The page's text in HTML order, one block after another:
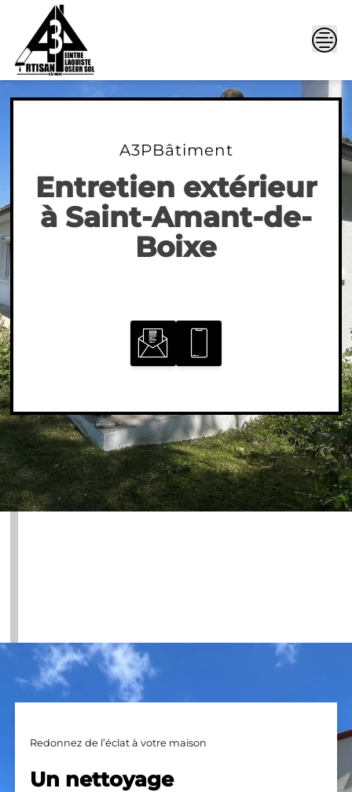
A3PBâtiment
Entretien extérieur
à Saint-Amant-de-
Boixe
Redonnez de l’éclat à votre maison
Un nettoyage